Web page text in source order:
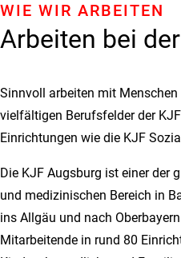
Arbeiten bei
WIE WIR ARBEITEN
Sinnvoll arbeiten mit
vielfältigen Berufsfelder der
Einrichtungen wie die KJF
Die KJF Augsburg ist einer der
und medizinischen Bereich in
ins Allgäu und nach
Mitarbeitende in rund 80